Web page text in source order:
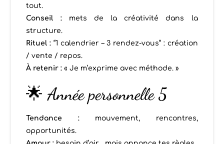
tout.
Conseil :mets de la créativité dans la
structure.
Rituel : “1 calendrier – 3 rendez-vous” : création
/ vente / repos.
À retenir : « Je m’exprime avec méthode. »
🌟 Année personnelle 5
Tendance :mouvement, rencontres,
opportunités.